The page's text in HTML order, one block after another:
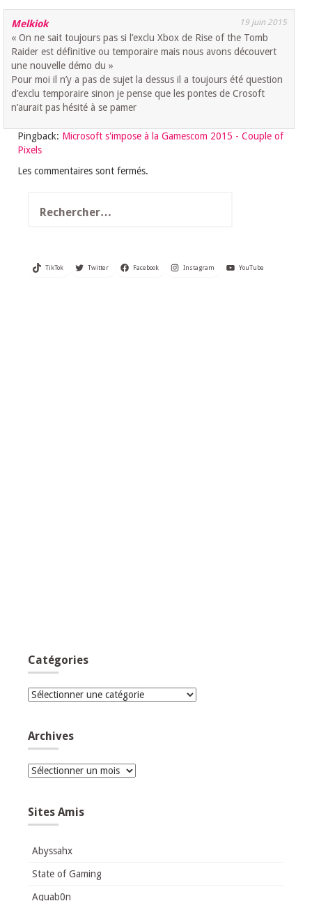
Melkiok 19 juin 2015
« On ne sait toujours pas si l’exclu Xbox de Rise of the Tomb
Raider est définitive ou temporaire mais nous avons découvert
une nouvelle démo du »
Pour moi il n’y a pas de sujet la dessus il a toujours été question
d’exclu temporaire sinon je pense que les pontes de Crosoft
n’aurait pas hésité à se pamer
Pingback: Microsoft s'impose à la Gamescom 2015 - Couple of
Pixels
Les commentaires sont fermés.
TikTok Twitter Facebook Instagram YouTube
Catégories
Catégories
Archives
Archives
Sites Amis
Abyssahx
State of Gaming
Aquab0n